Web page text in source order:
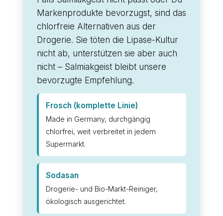
Markenprodukte bevorzugst, sind das
chlorfreie Alternativen aus der
Drogerie. Sie töten die Lipase-Kultur
nicht ab, unterstützen sie aber auch
nicht – Salmiakgeist bleibt unsere
bevorzugte Empfehlung.
Frosch (komplette Linie)
Made in Germany, durchgängig
chlorfrei, weit verbreitet in jedem
Supermarkt.
Sodasan
Drogerie- und Bio-Markt-Reiniger,
ökologisch ausgerichtet.